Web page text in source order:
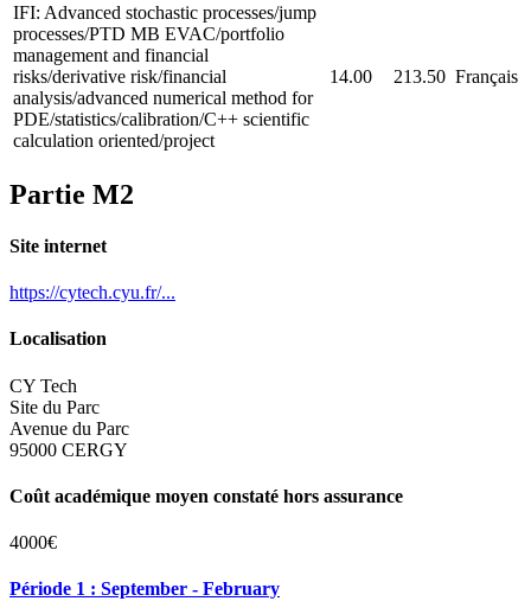
IFI: Advanced stochastic processes/jump
processes/PTD MB EVAC/portfolio
management and financial
risks/derivative risk/financial
analysis/advanced numerical method for
PDE/statistics/calibration/C++ scientific
calculation oriented/project
14.00 213.50 Français
Partie M2
Site internet
https://cytech.cyu.fr/...
Localisation
CY Tech
Site du Parc
Avenue du Parc
95000 CERGY
Coût académique moyen constaté hors assurance
4000€
Période 1 : September - February